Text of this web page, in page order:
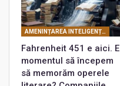
AMENINȚAREA INTELIGENȚEI ARTIFICIALE
Fahrenheit 451 e aici. E
momentul să începem
să memorăm operele